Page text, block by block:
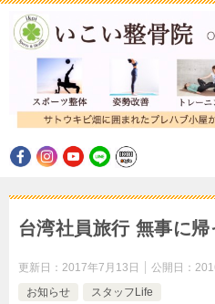
台湾社員旅行 無事に
更新日： 2017年7月13日 公開日：
お知らせ
スタッフLife